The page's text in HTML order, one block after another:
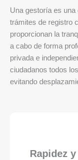
Una gestoría es
trámites de registro
proporcionan la
a cabo de forma
privada e
ciudadanos todos
evitando
Rapidez